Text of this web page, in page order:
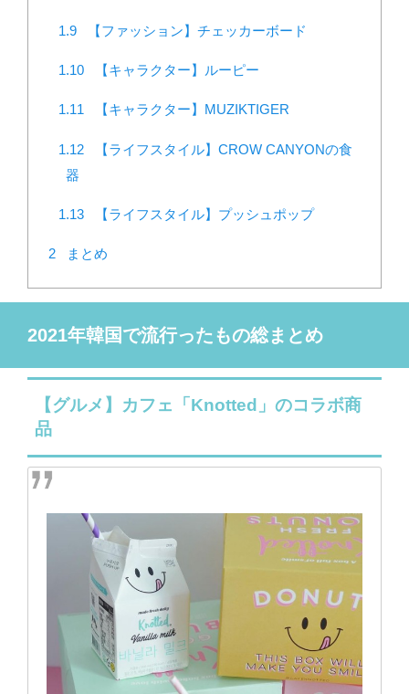
1.9 【ファッション】チェッカーボード
1.10 【キャラクター】ルーピー
1.11 【キャラクター】MUZIKTIGER
1.12
【ライフスタイル】CROW CANYONの食
器
1.13 【ライフスタイル】プッシュポップ
2 まとめ
2021年韓国で流行ったもの総まとめ
【グルメ】カフェ「Knotted」のコラボ商
品